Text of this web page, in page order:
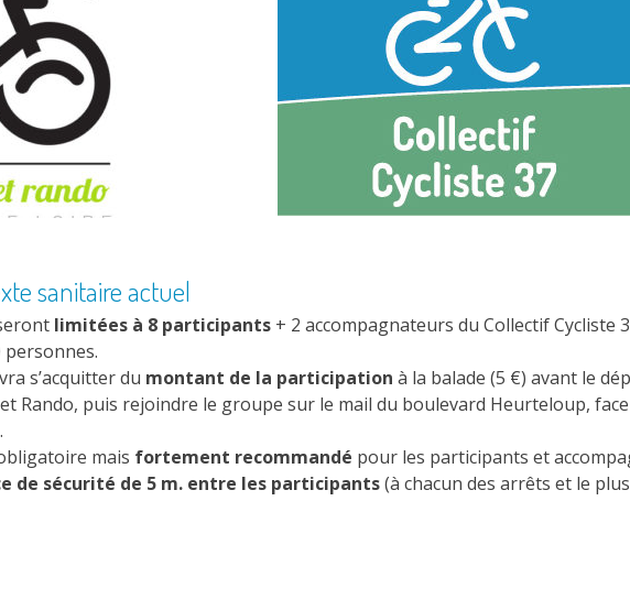
sanitaire actuel
limitées à 8 participants + 2 accompagnateurs du Collectif Cycliste
s’acquitter du montant de la participation à la balade (5 €) avant le
et Rando, puis rejoindre le groupe sur le mail du boulevard Heurteloup, face
mais fortement recommandé pour les participants et
de sécurité de 5 m. entre les participants(à chacun des arrêts et le